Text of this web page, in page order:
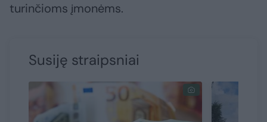
turinčioms įmonėms.
Susiję straipsniai